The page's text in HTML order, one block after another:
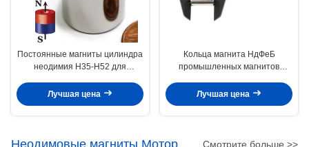
Постоянные магниты цилиндра
неодимия Н35-Н52 для
Лучшая цена
Кольца магнита НдФеБ
промышленных магнитов
сильные с отверстием
Лучшая цена
Неодимовые магниты Мотор Смотрите больше >>